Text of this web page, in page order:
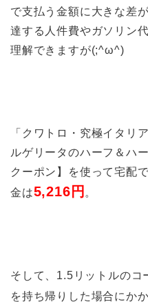
で支払う金額に大きな差
達する人件費やガソリン
理解できますが(;^ω^)
「クワトロ・究極イタリ
ルゲリータのハーフ＆ハ
クーポン】を使って宅配
金は5,216円 。
そして、1.5リットルのコ
を持ち帰りした場合にか